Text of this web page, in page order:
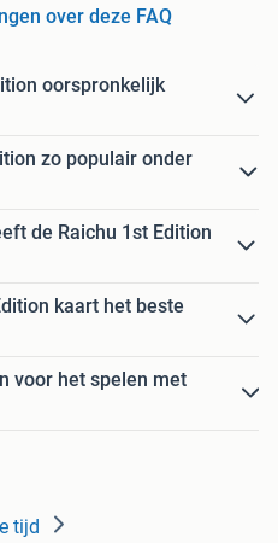
over deze FAQ
oorspronkelijk
zo populair onder
de Raichu 1st Edition
kaart het beste
voor het spelen met
tijd